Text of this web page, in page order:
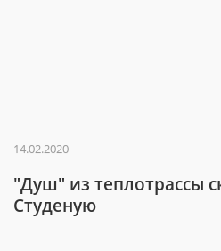
14.02.2020
"Душ" из теплотрассы
Студеную